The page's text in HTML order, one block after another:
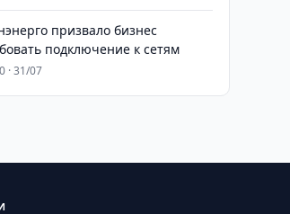
призвало бизнес
подключение к сетям
· 31/07